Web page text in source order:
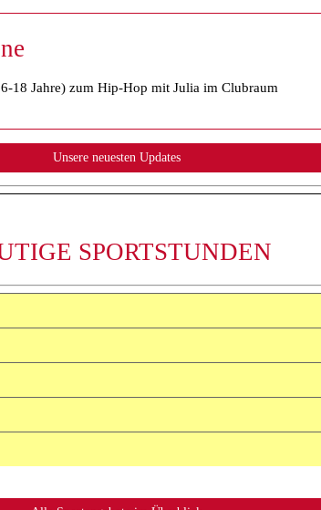
18 Jahre) zum Hip-Hop mit Julia im Clubraum
SPORTSTUNDEN